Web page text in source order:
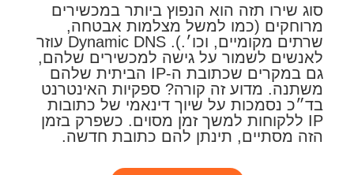
סוג שירו תזה הוא הנפוץ ביותר במכשירים
מרוחקים (כמו למשל מצלמות אבטחה,
שרתים מקומיים, וכו׳.). Dynamic DNS עוזר
לאנשים לשמור על גישה למכשירים שלהם,
גם במקרים שכתובת ה-IP הביתית שלהם
משתנה. מדוע זה קורה? ספקיות האינטרנט
בד״כ נסמכות על שיוך דינאמי של כתובות
IP ללקוחות למשך זמן מסוים. כשפרק בזמן
הזה מסתיים, תינתן להם כתובת חדשה.